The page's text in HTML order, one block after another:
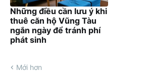
Những điều cần lưu ý khi
thuê căn hộ Vũng Tàu
ngắn ngày để tránh phí
phát sinh
Mới hơn